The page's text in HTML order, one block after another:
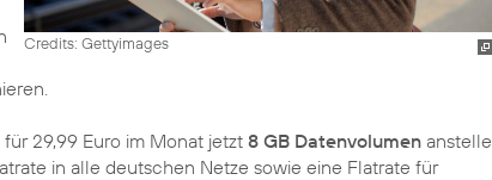
Credits: Gettyimages
29,99 Euro im Monat jetzt 8 GB Datenvolumen anstelle
in alle deutschen Netze sowie eine Flatrate für